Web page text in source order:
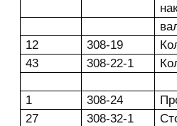
12
308-19
43
308-22-1
1 308-24
27
308-32-1